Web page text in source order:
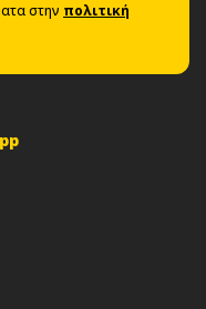
στην πολιτική